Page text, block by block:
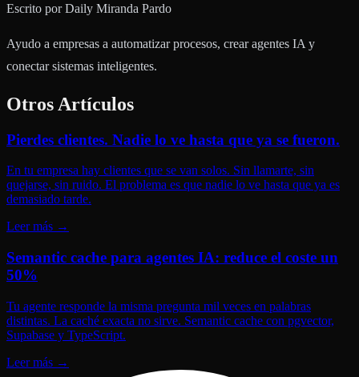
Escrito por Daily Miranda Pardo
Ayudo a empresas a automatizar procesos, crear agentes IA y
conectar sistemas inteligentes.
Otros Artículos
Pierdes clientes. Nadie lo ve hasta que ya se fueron.
En tu empresa hay clientes que se van solos. Sin llamarte, sin
quejarse, sin ruido. El problema es que nadie lo ve hasta que ya es
demasiado tarde.
Leer más →
Semantic cache para agentes IA: reduce el coste un
50%
Tu agente responde la misma pregunta mil veces en palabras
distintas. La caché exacta no sirve. Semantic cache con pgvector,
Supabase y TypeScript.
Leer más →